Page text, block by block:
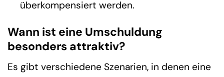
überkompensiert werden.
Wann ist eine Umschuldung
besonders attraktiv?
Es gibt verschiedene Szenarien, in denen eine